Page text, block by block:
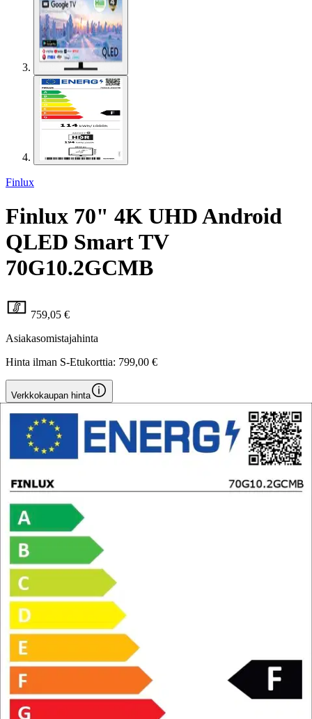
Finlux
Finlux 70" 4K UHD Android
QLED Smart TV
70G10.2GCMB
759,05 €
Asiakasomistajahinta
Hinta ilman S-Etukorttia: 799,00 €
Verkkokaupan hinta
Valitse toimitustapa
Nouto myymälästä
Ilmainen
Ei saatavilla
Ilmainen toimitus yli 100 €:n tilauksille
Postin pakettiautomaattiin tai
palvelupisteeseen!
Etu ei koske Suuri‑lisäpalvelulla toimitettavia tuotteita.
Tarkista myymäläsaatavuus